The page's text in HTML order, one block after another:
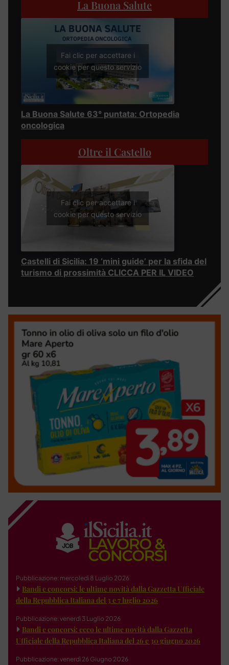
La Buona Salute
Fai clic per accettare i
cookie per questo servizio
La Buona Salute 63° puntata: Ortopedia
oncologica
Oltre il Castello
Fai clic per accettare i
cookie per questo servizio
Castelli di Sicilia: 19 ‘mini guide’ per la sfida del
turismo di prossimità CLICCA PER IL VIDEO
Pubblicazione: mercoledì 8 Luglio 2026
Bandi e concorsi: le ultime novità dalla Gazzetta Ufficiale
della Repubblica Italiana del 3 e 7 luglio 2026
Pubblicazione: venerdì 3 Luglio 2026
Bandi e concorsi: ecco le ultime novità dalla Gazzetta
Ufficiale della Repubblica Italiana del 26 e 30 giugno 2026
Pubblicazione: venerdì 26 Giugno 2026